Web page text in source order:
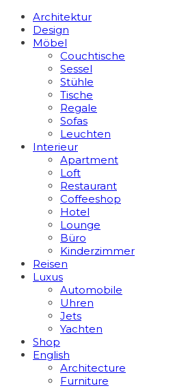
Architektur
Design
Möbel
Couchtische
Sessel
Stühle
Tische
Regale
Sofas
Leuchten
Interieur
Apart­ment
Loft
Restaurant
Coffeeshop
Hotel
Lounge
Büro
Kinderzimmer
Reisen
Luxus
Automobile
Uhren
Jets
Yachten
Shop
English
Architecture
Furniture